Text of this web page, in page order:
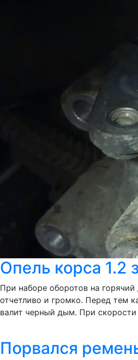
Опель корса 1.2
При наборе оборотов на
отчетливо и громко. Перед тем
валит черный дым. При скорости
Порвался